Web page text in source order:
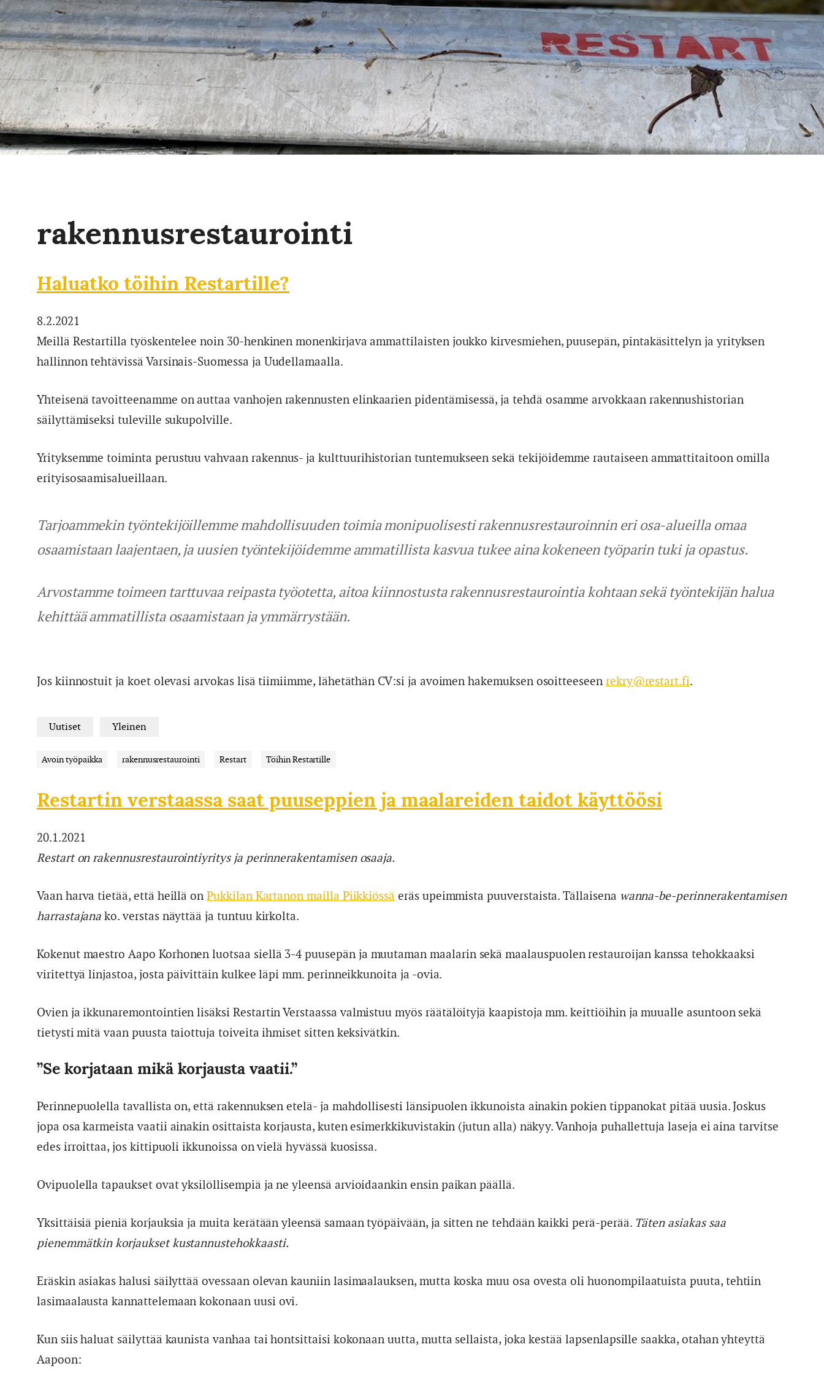
rakennusrestaurointi
Haluatko töihin Restartille?
8.2.2021
Meillä Restartilla työskentelee noin 30-henkinen monenkirjava ammattilaisten joukko kirvesmiehen, puusepän, pintakäsittelyn ja yrityksen
hallinnon tehtävissä Varsinais-Suomessa ja Uudellamaalla.
Yhteisenä tavoitteenamme on auttaa vanhojen rakennusten elinkaarien pidentämisessä, ja tehdä osamme arvokkaan rakennushistorian
säilyttämiseksi tuleville sukupolville.
Yrityksemme toiminta perustuu vahvaan rakennus- ja kulttuurihistorian tuntemukseen sekä tekijöidemme rautaiseen ammattitaitoon omilla
erityisosaamisalueillaan.
Tarjoammekin työntekijöillemme mahdollisuuden toimia monipuolisesti rakennusrestauroinnin eri osa-alueilla omaa
osaamistaan laajentaen, ja uusien työntekijöidemme ammatillista kasvua tukee aina kokeneen työparin tuki ja opastus.
Arvostamme toimeen tarttuvaa reipasta työotetta, aitoa kiinnostusta rakennusrestaurointia kohtaan sekä työntekijän halua
kehittää ammatillista osaamistaan ja ymmärrystään.
Jos kiinnostuit ja koet olevasi arvokas lisä tiimiimme, lähetäthän CV:si ja avoimen hakemuksen osoitteeseen rekry@restart.fi.
Uutiset Yleinen
Avoin työpaikka rakennusrestaurointi Restart Töihin Restartille
Restartin verstaassa saat puuseppien ja maalareiden taidot käyttöösi
20.1.2021
Restart on rakennusrestaurointiyritys ja perinnerakentamisen osaaja.
Vaan harva tietää, että heillä onPukkilan Kartanon mailla Piikkiössä eräs upeimmista puuverstaista. Tällaisena wanna-be-perinnerakentamisen
harrastajana ko. verstas näyttää ja tuntuu kirkolta.
Kokenut maestro Aapo Korhonen luotsaa siellä 3-4 puusepän ja muutaman maalarin sekä maalauspuolen restauroijan kanssa tehokkaaksi
viritettyä linjastoa, josta päivittäin kulkee läpi mm. perinneikkunoita ja -ovia.
Ovien ja ikkunaremontointien lisäksi Restartin Verstaassa valmistuu myös räätälöityjä kaapistoja mm. keittiöihin ja muualle asuntoon sekä
tietysti mitä vaan puusta taiottuja toiveita ihmiset sitten keksivätkin.
”Se korjataan mikä korjausta vaatii.”
Perinnepuolella tavallista on, että rakennuksen etelä- ja mahdollisesti länsipuolen ikkunoista ainakin pokien tippanokat pitää uusia. Joskus
jopa osa karmeista vaatii ainakin osittaista korjausta, kuten esimerkkikuvistakin (jutun alla) näkyy. Vanhoja puhallettuja laseja ei aina tarvitse
edes irroittaa, jos kittipuoli ikkunoissa on vielä hyvässä kuosissa.
Ovipuolella tapaukset ovat yksilöllisempiä ja ne yleensä arvioidaankin ensin paikan päällä.
Yksittäisiä pieniä korjauksia ja muita kerätään yleensä samaan työpäivään, ja sitten ne tehdään kaikki perä-perää. Täten asiakas saa
pienemmätkin korjaukset kustannustehokkaasti.
Eräskin asiakas halusi säilyttää ovessaan olevan kauniin lasimaalauksen, mutta koska muu osa ovesta oli huonompilaatuista puuta, tehtiin
lasimaalausta kannattelemaan kokonaan uusi ovi.
Kun siis haluat säilyttää kaunista vanhaa tai hontsittaisi kokonaan uutta, mutta sellaista, joka kestää lapsenlapsille saakka, otahan yhteyttä
Aapoon: